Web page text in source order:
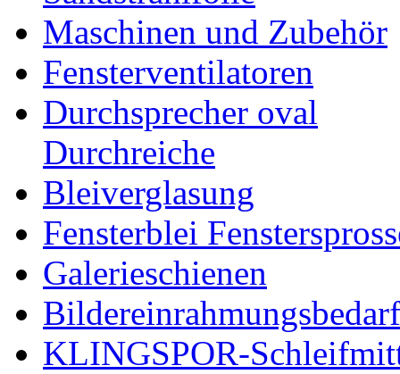
Maschinen und Zubehör
Fensterventilatoren
Durchsprecher oval
Durchreiche
Bleiverglasung
Fensterblei
Galerieschienen
Bildereinrahmungsbedarf
KLINGSPOR-